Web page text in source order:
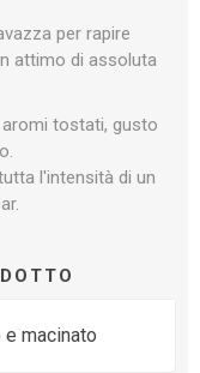
per rapire
attimo di assoluta
tostati, gusto
l'intensità di un
macinato